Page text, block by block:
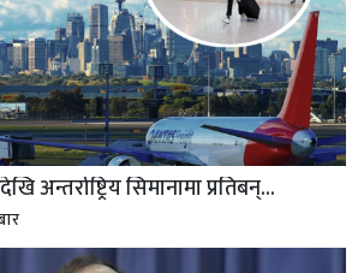
अन्तर्राष्ट्रिय सिमानामा प्रतिबन्...